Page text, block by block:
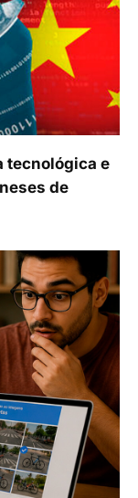
tecnológica e
de